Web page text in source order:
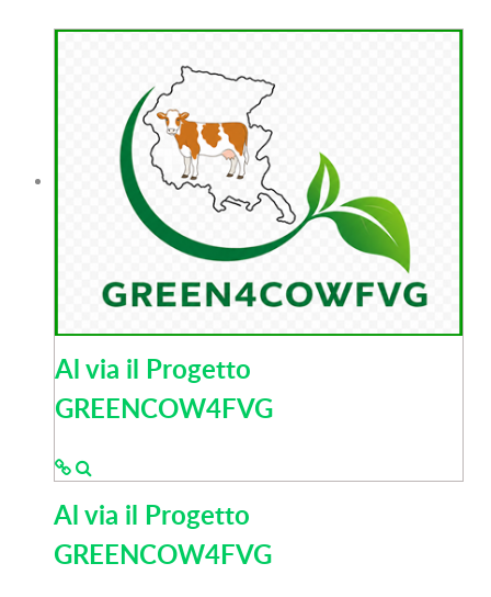
Al via il Progetto
GREENCOW4FVG
Al via il Progetto
GREENCOW4FVG